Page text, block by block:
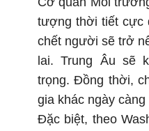
tượng thời tiết cực
chết người sẽ trở
lai. Trung Âu sẽ
trọng. Đồng thời,
gia khác ngày
Đặc biệt, theo